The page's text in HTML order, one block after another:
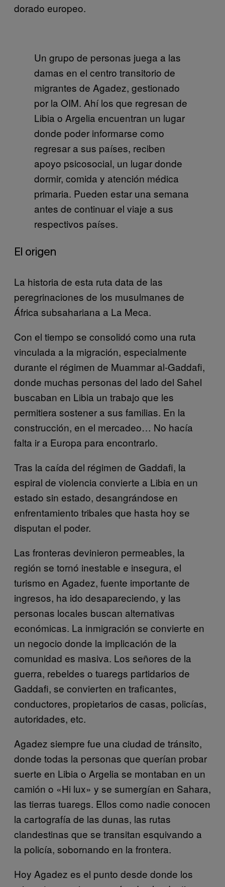
dorado europeo.
Un grupo de personas juega a las
damas en el centro transitorio de
migrantes de Agadez, gestionado
por la OIM. Ahí los que regresan de
Libia o Argelia encuentran un lugar
donde poder informarse como
regresar a sus países, reciben
apoyo psicosocial, un lugar donde
dormir, comida y atención médica
primaria. Pueden estar una semana
antes de continuar el viaje a sus
respectivos países.
El origen
La historia de esta ruta data de las
peregrinaciones de los musulmanes de
África subsahariana a La Meca.
Con el tiempo se consolidó como una ruta
vinculada a la migración, especialmente
durante el régimen de Muammar al-Gaddafi,
donde muchas personas del lado del Sahel
buscaban en Libia un trabajo que les
permitiera sostener a sus familias. En la
construcción, en el mercadeo… No hacía
falta ir a Europa para encontrarlo.
Tras la caída del régimen de Gaddafi, la
espiral de violencia convierte a Libia en un
estado sin estado, desangrándose en
enfrentamiento tribales que hasta hoy se
disputan el poder.
Las fronteras devinieron permeables, la
región se tornó inestable e insegura, el
turismo en Agadez, fuente importante de
ingresos, ha ido desapareciendo, y las
personas locales buscan alternativas
económicas. La inmigración se convierte en
un negocio donde la implicación de la
comunidad es masiva. Los señores de la
guerra, rebeldes o tuaregs partidarios de
Gaddafi, se convierten en traficantes,
conductores, propietarios de casas, policías,
autoridades, etc.
Agadez siempre fue una ciudad de tránsito,
donde todas la personas que querían probar
suerte en Libia o Argelia se montaban en un
camión o «Hi lux» y se sumergían en Sahara,
las tierras tuaregs. Ellos como nadie conocen
la cartografía de las dunas, las rutas
clandestinas que se transitan esquivando a
la policía, sobornando en la frontera.
Hoy Agadez es el punto desde donde los